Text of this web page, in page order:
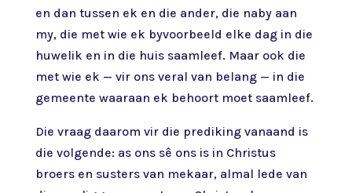
en dan tussen ek en die ander, die naby aan
my, die met wie ek byvoorbeeld elke dag in die
huwelik en in die huis saamleef. Maar ook die
met wie ek — vir ons veral van belang — in die
gemeente waaraan ek behoort moet saamleef.
Die vraag daarom vir die prediking vanaand is
die volgende: as ons sê ons is in Christus
broers en susters van mekaar, almal lede van